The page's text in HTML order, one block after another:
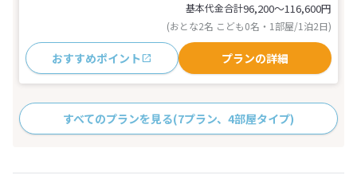
基本代金合計96,200〜116,600円
(おとな2名 こども0名・1部屋/1泊2日)
おすすめポイント プランの詳細
すべてのプランを見る(7プラン、4部屋タイプ)